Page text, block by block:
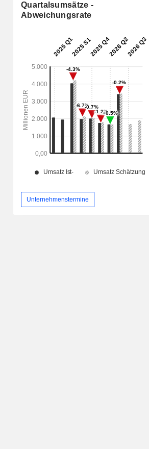
Quartalsumsätze -
Abweichungsrate
Unternehmenstermine